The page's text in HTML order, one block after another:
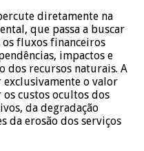
diretamente na
que passa a buscar
os fluxos financeiros
impactos e
dos recursos naturais. A
o valor
custos ocultos dos
da degradação
da erosão dos serviços